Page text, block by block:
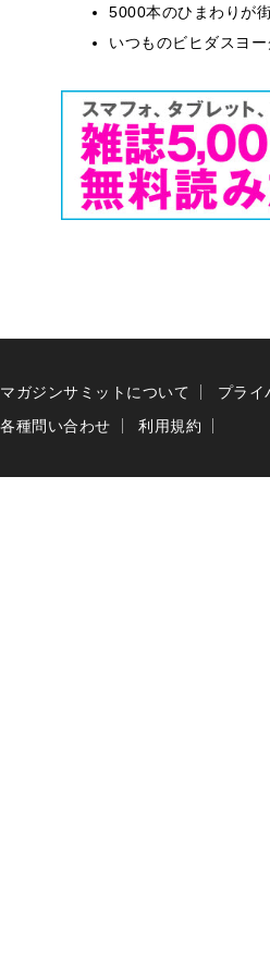
5000本のひまわりが
いつものビヒダスヨ
マガジンサミットについて プライ
各種問い合わせ
利用規約